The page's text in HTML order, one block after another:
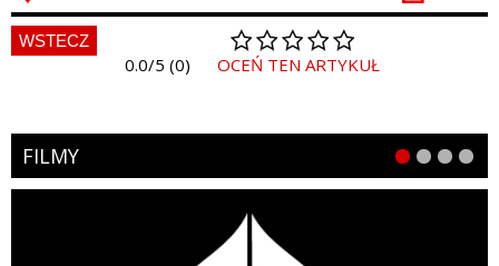
WSTECZ
0.0/5 (0) OCEŃ TEN ARTYKUŁ
FILMY